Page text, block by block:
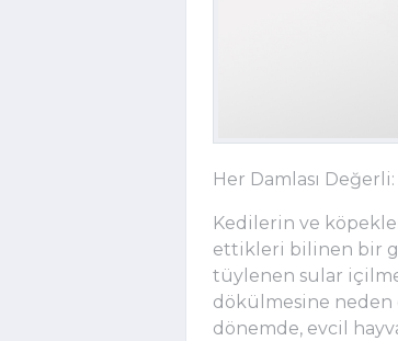
Her Damlası
Kedilerin ve
ettikleri bilinen bir
tüylenen sular
dökülmesine
dönemde, evcil